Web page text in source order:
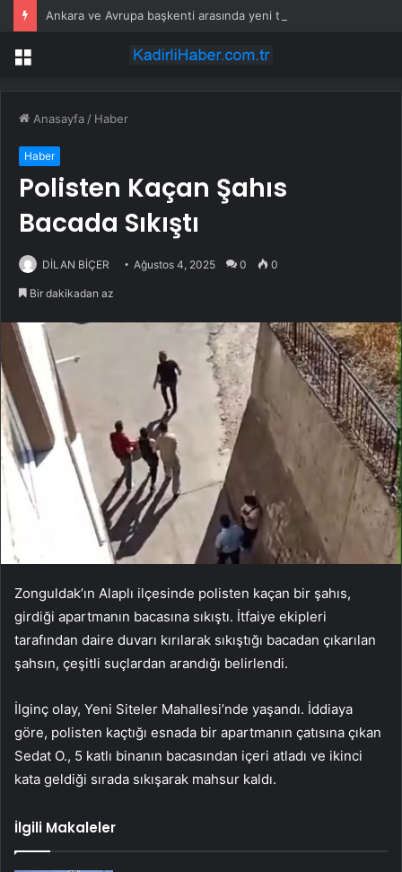
Menü
Anasayfa / Haber
Haber
Polisten Kaçan Şahıs
Bacada Sıkıştı
DİLAN BİÇER Ağustos 4, 2025 0 0
Bir dakikadan az
Zonguldak’ın Alaplı ilçesinde polisten kaçan bir şahıs,
girdiği apartmanın bacasına sıkıştı. İtfaiye ekipleri
tarafından daire duvarı kırılarak sıkıştığı bacadan çıkarılan
şahsın, çeşitli suçlardan arandığı belirlendi.
İlginç olay, Yeni Siteler Mahallesi’nde yaşandı. İddiaya
göre, polisten kaçtığı esnada bir apartmanın çatısına çıkan
Sedat O., 5 katlı binanın bacasından içeri atladı ve ikinci
kata geldiği sırada sıkışarak mahsur kaldı.
İlgili Makaleler